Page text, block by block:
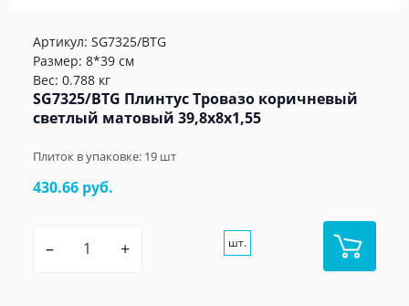
Артикул: SG7325/BTG
Размер: 8*39 см
Вес: 0.788 кг
SG7325/BTG Плинтус Тровазо коричневый
светлый матовый 39,8x8x1,55
Плиток в упаковке: 19 шт
430.66 руб.
– + шт.